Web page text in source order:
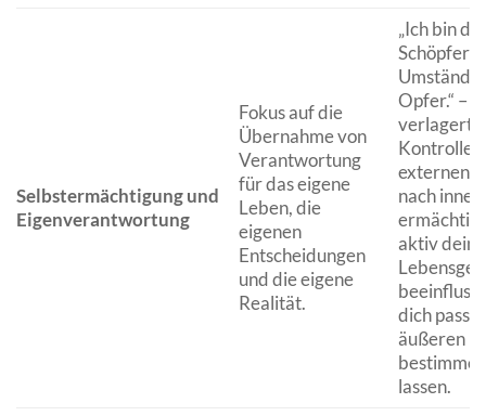
Selbstermächtigung und
Eigenverantwortung
Fokus auf die
Übernahme von
Verantwortung
für das eigene
Leben, die
eigenen
Entscheidungen
und die eigene
Realität.
„Ich bin
Schöpfer
Opfer.“ –
verlagert
Kontrolle
externen
nach
aktiv deine
dich
äußeren
lassen.